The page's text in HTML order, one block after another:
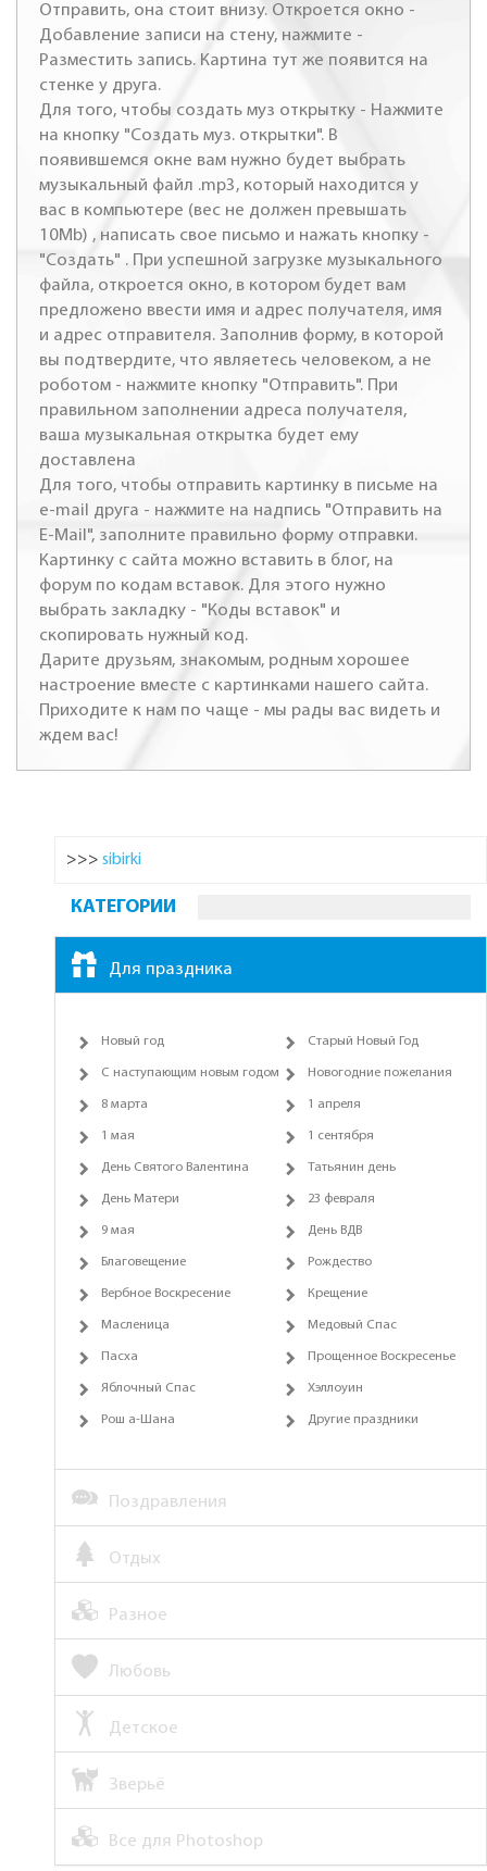
Отправить, она стоит внизу. Откроется окно -
Добавление записи на стену, нажмите -
Разместить запись. Картина тут же появится на
стенке у друга.
Для того, чтобы создать муз открытку - Нажмите
на кнопку "Создать муз. открытки". В
появившемся окне вам нужно будет выбрать
музыкальный файл .mp3, который находится у
вас в компьютере (вес не должен превышать
10Mb) , написать свое письмо и нажать кнопку -
"Создать" . При успешной загрузке музыкального
файла, откроется окно, в котором будет вам
предложено ввести имя и адрес получателя, имя
и адрес отправителя. Заполнив форму, в которой
вы подтвердите, что являетесь человеком, а не
роботом - нажмите кнопку "Отправить". При
правильном заполнении адреса получателя,
ваша музыкальная открытка будет ему
доставлена
Для того, чтобы отправить картинку в письме на
e-mail друга - нажмите на надпись "Отправить на
E-Mail", заполните правильно форму отправки.
Картинку с сайта можно вставить в блог, на
форум по кодам вставок. Для этого нужно
выбрать закладку - "Коды вставок" и
скопировать нужный код.
Дарите друзьям, знакомым, родным хорошее
настроение вместе с картинками нашего сайта.
Приходите к нам по чаще - мы рады вас видеть и
ждем вас!
>>> sibirki
КАТЕГОРИИ
Для праздника
Новый год Старый Новый Год
С наступающим новым годом Новогодние пожелания
8 марта 1 апреля
1 мая 1 сентября
День Святого Валентина Татьянин день
День Матери 23 февраля
9 мая День ВДВ
Благовещение Рождество
Вербное Воскресение Крещение
Масленица Медовый Спас
Пасха Прощенное Воскресенье
Яблочный Спас Хэллоуин
Рош а-Шана Другие праздники
Поздравления
Отдых
Разное
Любовь
Детское
Зверьё
Все для Photoshop